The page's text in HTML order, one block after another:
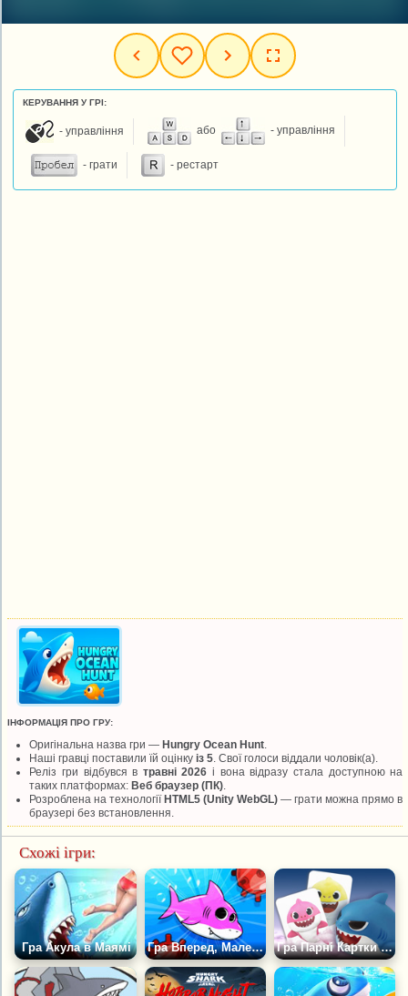
КЕРУВАННЯ У ГРІ:
- управління або - управління
- грати - рестарт
ІНФОРМАЦІЯ ПРО ГРУ:
Оригінальна назва гри —Hungry Ocean Hunt
Наші гравці поставили їй оцінкуіз 5 . Свої голоси віддаличоловік(а).
Реліз гри відбувся в травні 2026 і вона відразу стала доступною на
таких платформах:Веб браузер (ПК)
Розроблена на технологіїHTML5 (Unity WebGL) — грати можна прямо в
браузері без встановлення.
Схожі ігри:
Гра Акула в Маямі Гра Вперед, Маленька Акула! Гра Парні Картки Бебі Шарк